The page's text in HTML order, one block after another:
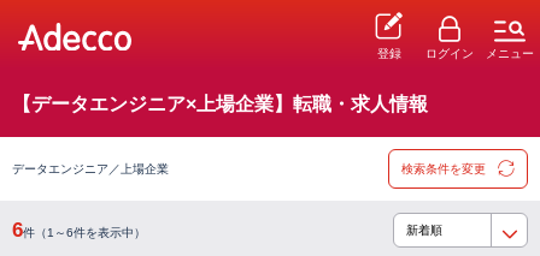
登録 ログイン メニュー
【データエンジニア×上場企業】転職・求人情報
データエンジニア／上場企業 検索条件を変更
6件（1～6件を表示中）